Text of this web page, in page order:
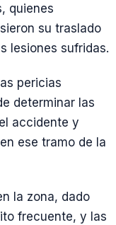
quienes
su traslado
lesiones sufridas.
pericias
determinar las
accidente y
ese tramo de la
la zona, dado
frecuente, y las